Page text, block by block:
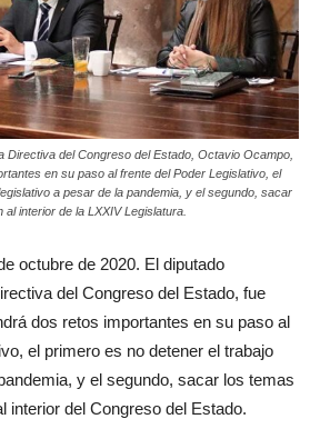
Directiva del Congreso del Estado, Octavio Ocampo,
en su paso al frente del Poder Legislativo, el
a pesar de la pandemia, y el segundo, sacar
interior de la LXXIV Legislatura.
octubre de 2020. El diputado
del Congreso del Estado, fue
dos retos importantes en su paso al
el primero es no detener el trabajo
y el segundo, sacar los temas
interior del Congreso del Estado.